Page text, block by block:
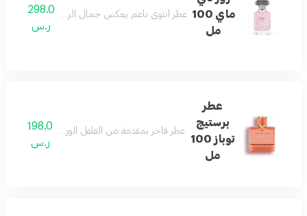
ماي 100
مل
عطر أنثوي ناعم يعكس جمال الربيع ونقاءه بلمسات
298.0
ر.س
عطر
برستيج
توباز 100
مل
عطر فاخر بمقدمة من الفلفل الوردي والورد
198.0
ر.س